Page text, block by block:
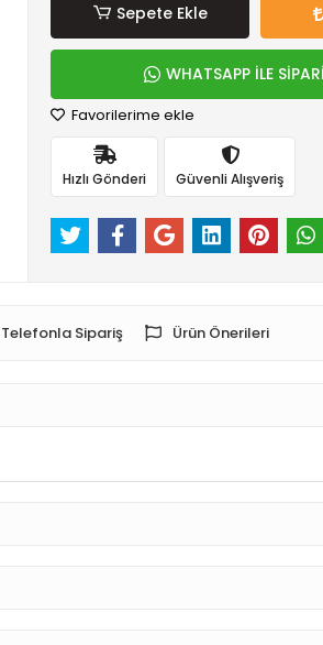
Sepete Ekle
WHATSAPP İLE
Favorilerime ekle
Hızlı Gönderi Güvenli Alışveriş
Telefonla Sipariş Ürün Önerileri